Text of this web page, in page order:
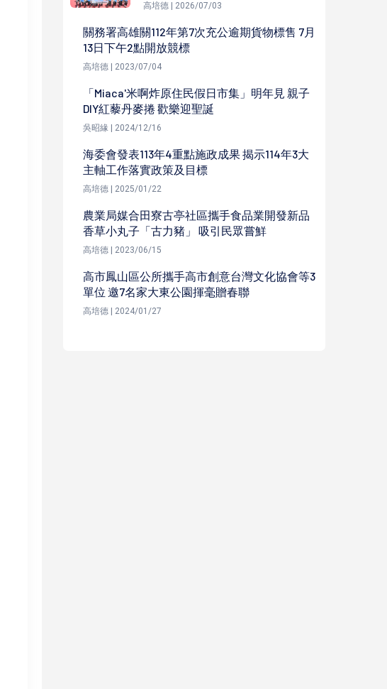
高培德 | 2026/07/03
關務署高雄關112年第7次充公逾期貨物標售 7月
13日下午2點開放競標
高培德 | 2023/07/04
「Miaca'米啊炸原住民假日市集」明年見 親子
DIY紅藜丹麥捲 歡樂迎聖誕
吳昭緣 | 2024/12/16
海委會發表113年4重點施政成果 揭示114年3大
主軸工作落實政策及目標
高培德 | 2025/01/22
農業局媒合田寮古亭社區攜手食品業開發新品
香草小丸子「古力豬」 吸引民眾嘗鮮
高培德 | 2023/06/15
高市鳳山區公所攜手高市創意台灣文化協會等3
單位 邀7名家大東公園揮毫贈春聯
高培德 | 2024/01/27